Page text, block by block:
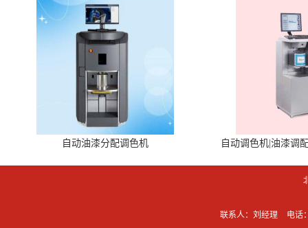
自动油漆分配调色机 自动调色机|油漆调
联系人：刘经理 电话